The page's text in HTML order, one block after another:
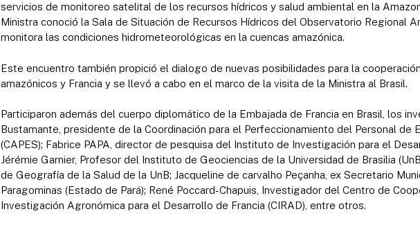
servicios de monitoreo satelital de los recursos hídricos y salud ambiental en la
Ministra conoció la Sala de Situación de Recursos Hídricos del Observatorio Regional
monitora las condiciones hidrometeorológicas en la cuencas amazónica.
Este encuentro también propició el dialogo de nuevas posibilidades para la
amazónicos y Francia y se llevó a cabo en el marco de la visita de la Ministra al Brasil.
Participaron además del cuerpo diplomático de la Embajada de Francia en Brasil, los
Bustamante, presidente de la Coordinación para el Perfeccionamiento del Personal de
(CAPES); Fabrice PAPA, director de pesquisa del Instituto de Investigación para el
Jérémie Garnier, Profesor del Instituto de Geociencias de la Universidad de Brasilia
de Geografía de la Salud de la UnB; Jacqueline de carvalho Peçanha, ex Secretario
Paragominas (Estado de Pará); René Poccard-Chapuis, Investigador del Centro de
Investigación Agronómica para el Desarrollo de Francia (CIRAD), entre otros.